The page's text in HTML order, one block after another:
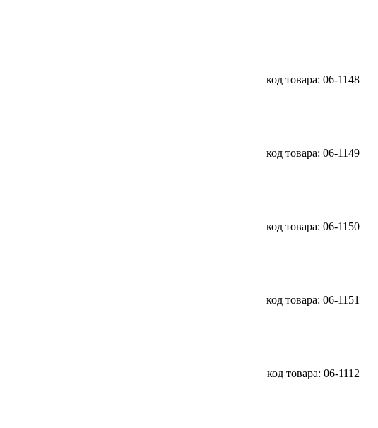
код товара: 06-1148
код товара: 06-1149
код товара: 06-1150
код товара: 06-1151
код товара: 06-1112